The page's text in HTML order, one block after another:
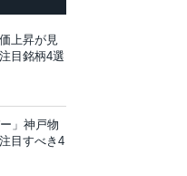
上昇が見
目銘柄4選
」神戸物
目すべき4